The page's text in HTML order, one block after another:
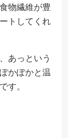
物繊維が豊
トしてくれ
あっという
かぽかと温
す。